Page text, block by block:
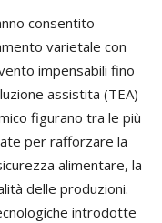
consentito
varietale con
impensabili fino
assistita (TEA)
figurano tra le più
per rafforzare la
alimentare, la
delle produzioni.
introdotte